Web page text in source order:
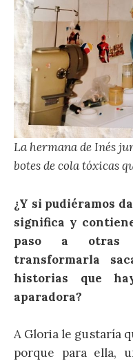
La hermana de Inés
botes de cola tóxicas
¿Y si pudiéramos
significa y
paso a otras
transformarla
historias que
aparadora?
A Gloria le gustaría
porque para ella,